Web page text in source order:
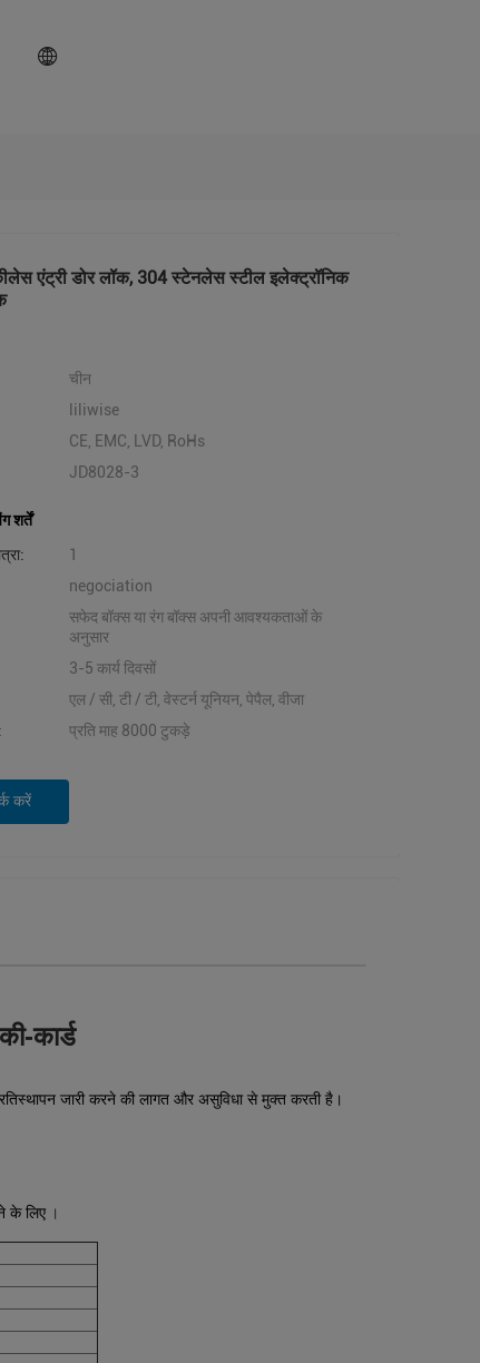
एंट्री डोर लॉक, 304 स्टेनलेस स्टील इलेक्ट्रॉनिक
चीन
liliwise
CE, EMC, LVD, RoHs
JD8028-3
शर्तें
1
negociation
सफेद बॉक्स या रंग बॉक्स अपनी आवश्यकताओं के
अनुसार
3-5 कार्य दिवसों
एल / सी, टी / टी, वेस्टर्न यूनियन, पेपैल, वीजा
प्रति माह 8000 टुकड़े
करें
कार्ड
जारी करने की लागत और असुविधा से मुक्त करती है।
के लिए ।